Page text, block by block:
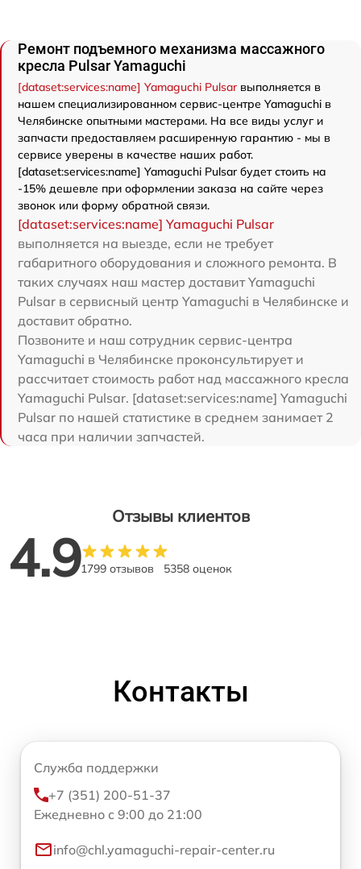
Ремонт подъемного механизма массажного
кресла Pulsar Yamaguchi
[dataset:services:name] Yamaguchi Pulsarвыполняется в
нашем специализированном сервис-центре Yamaguchi в
Челябинске опытными мастерами. На все виды услуг и
запчасти предоставляем расширенную гарантию - мы в
сервисе уверены в качестве наших работ.
[dataset:services:name] Yamaguchi Pulsar будет стоить на
-15% дешевле при оформлении заказа на сайте через
звонок или форму обратной связи.
[dataset:services:name] Yamaguchi Pulsar
выполняется на выезде, если не требует
габаритного оборудования и сложного ремонта. В
таких случаях наш мастер доставит Yamaguchi
Pulsar в сервисный центр Yamaguchi в Челябинске и
доставит обратно.
Позвоните и наш сотрудник сервис-центра
Yamaguchi в Челябинске проконсультирует и
рассчитает стоимость работ над массажного кресла
Yamaguchi Pulsar. [dataset:services:name] Yamaguchi
Pulsar по нашей статистике в среднем занимает 2
часа при наличии запчастей.
Отзывы клиентов
4.91799 отзывов 5358 оценок
Контакты
Служба поддержки
+7 (351) 200-51-37
Ежедневно с 9:00 до 21:00
info@chl.yamaguchi-repair-center.ru